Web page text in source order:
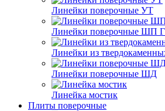
Линейки поверочные УТ
Линейки поверочные ШП
Линейки из
Линейки поверочные ШД
Линейка мостик
Плиты поверочные